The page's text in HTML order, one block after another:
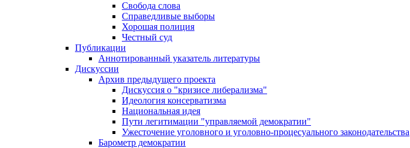
Свобода слова
Справедливые выборы
Хорошая полиция
Честный суд
Публикации
Аннотированный указатель литературы
Дискуссии
Архив предыдущего проекта
Дискуссия о "кризисе либерализма"
Идеология консерватизма
Национальная идея
Пути легитимации "управляемой демократии"
Ужесточение уголовного и уголовно-процесуального законодательства
Барометр демократии